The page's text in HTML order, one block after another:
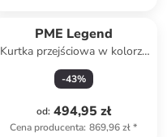
PME Legend
Kurtka przejściowa w kolorze
beżowym
-43%
od: 494,95 zł
Cena producenta: 869,96 zł*